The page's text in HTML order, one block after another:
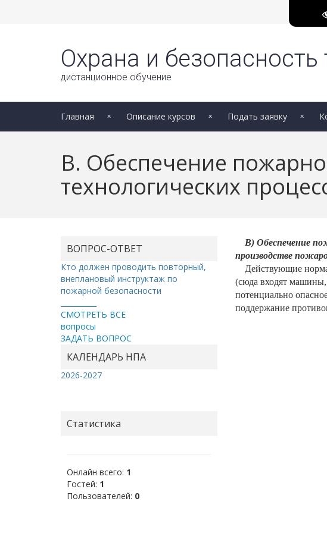
Охрана и безопасность
дистанционное обучение
Главная Описание курсов Подать заявку
В. Обеспечение
технологических
ВОПРОС-ОТВЕТ
Кто должен проводить повторный,
внеплановый инструктаж по
пожарной безопасности
СМОТРЕТЬ ВСЕ
вопросы
ЗАДАТЬ ВОПРОС
КАЛЕНДАРЬ НПА
2026-2027
Статистика
Онлайн всего: 1
Гостей: 1
Пользователей: 0
В) Обеспечение
производстве
Действующие
(сюда входят
потенциально
поддержание